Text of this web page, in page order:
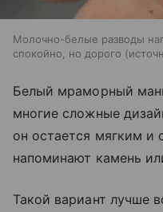
Молочно-белые разводы
спокойно, но дорого
Белый мраморный
многие сложные
он остается мягким и
напоминают камень
Такой вариант лучше